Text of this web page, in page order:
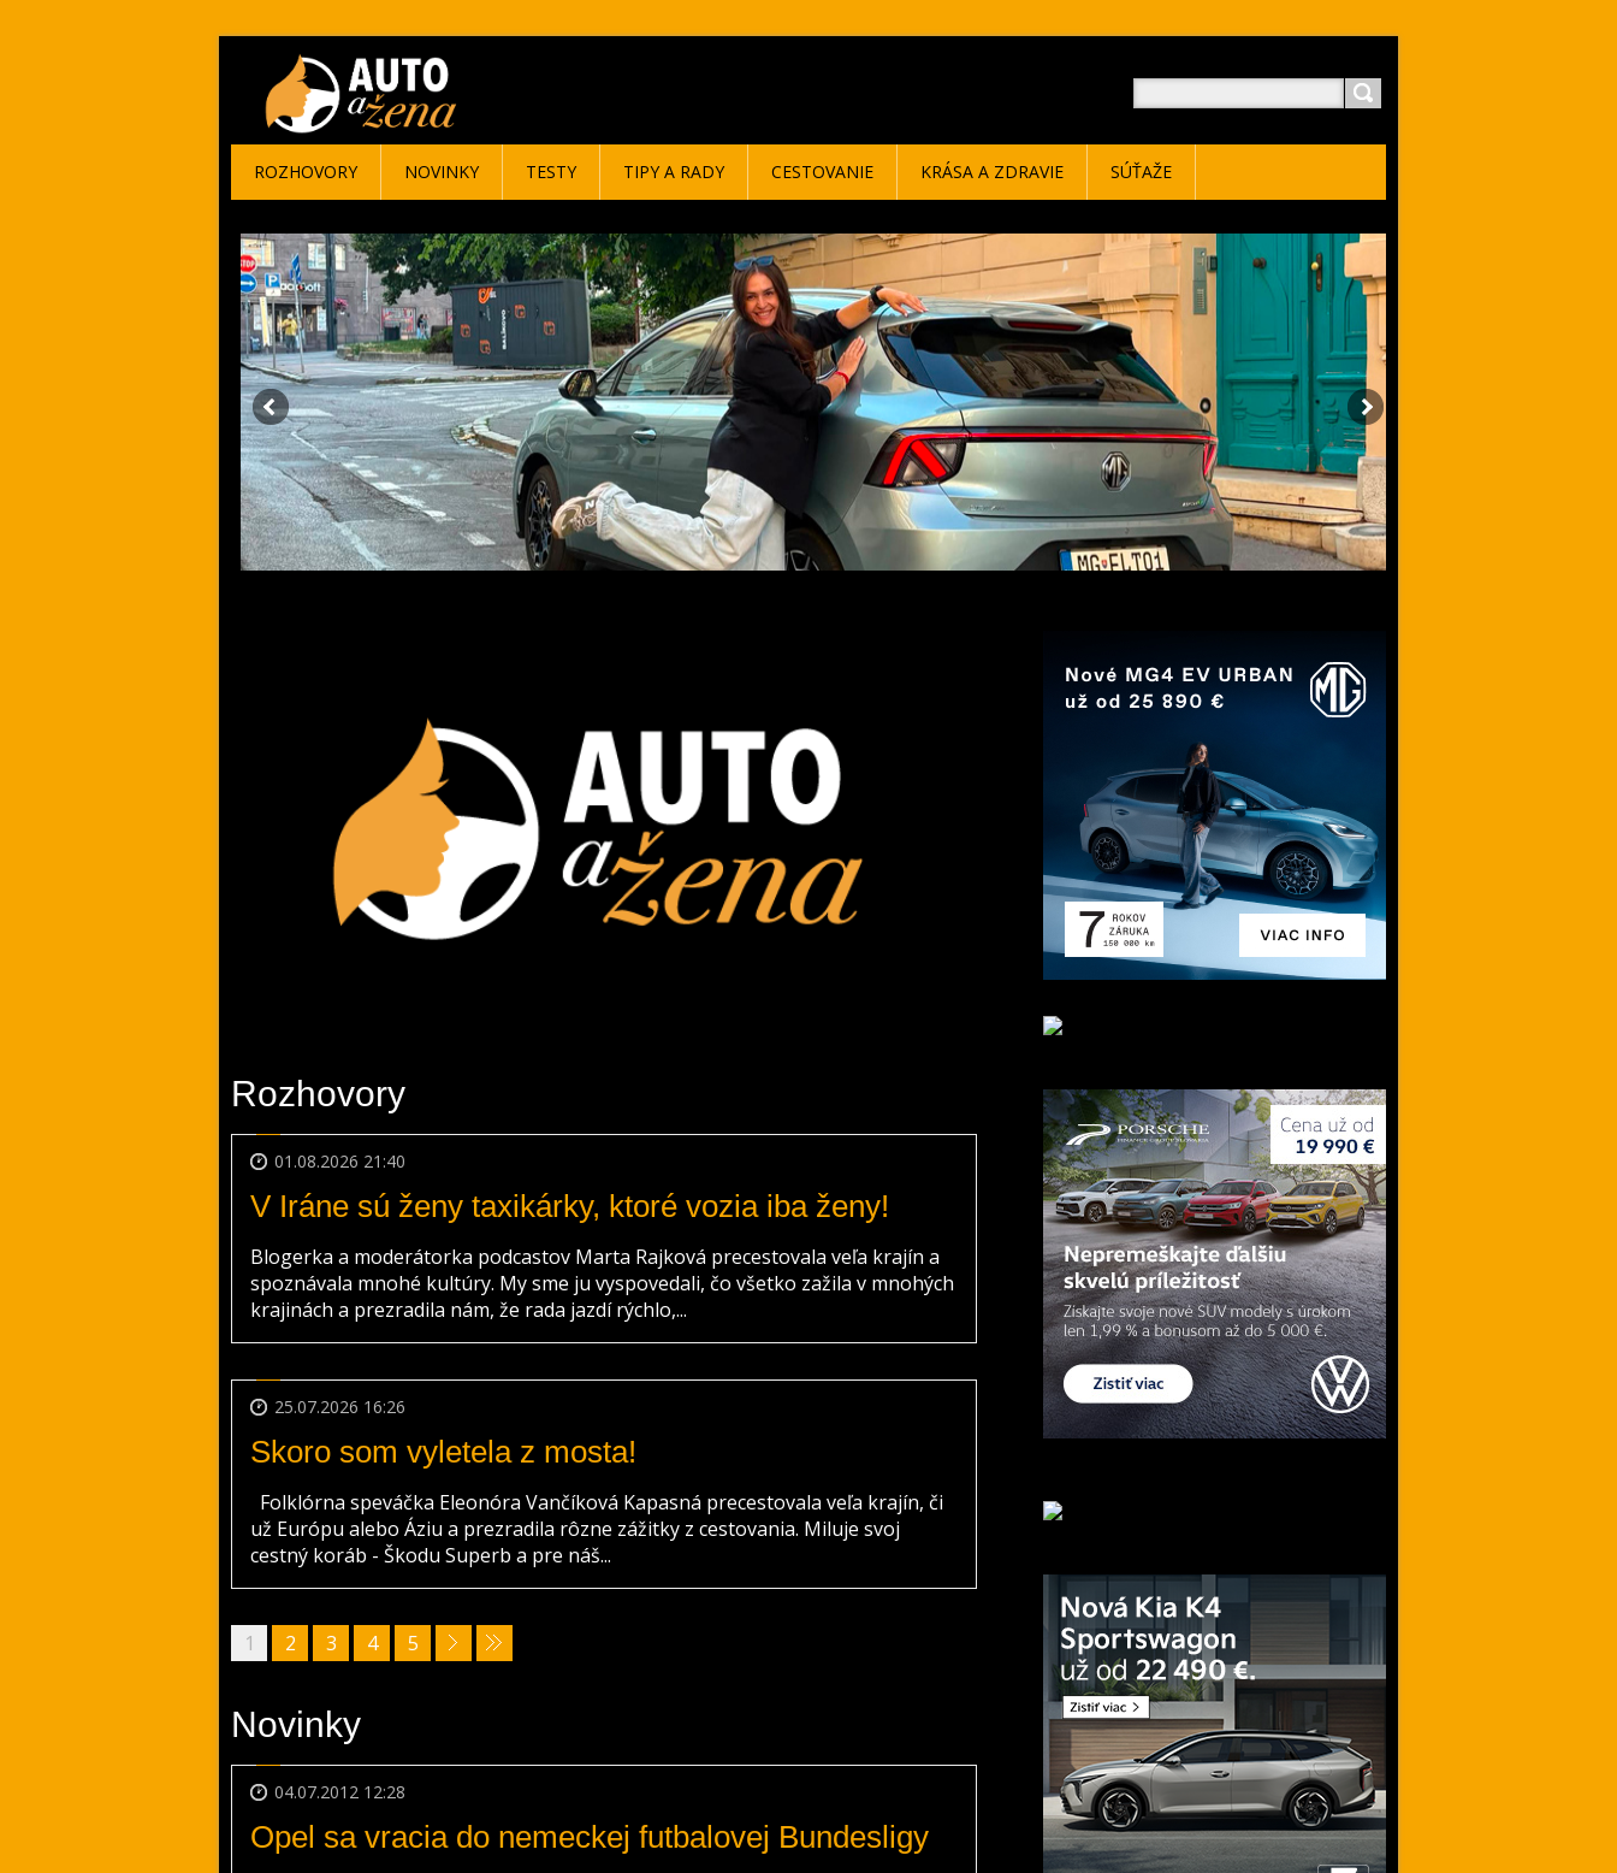
Rozhovory
01.08.2026 21:40
V Iráne sú ženy taxikárky, ktoré vozia iba ženy!
Blogerka a moderátorka podcastov Marta Rajková precestovala veľa krajín a
spoznávala mnohé kultúry. My sme ju vyspovedali, čo všetko zažila v mnohých
krajinách a prezradila nám, že rada jazdí rýchlo,...
25.07.2026 16:26
Skoro som vyletela z mosta!
Folklórna speváčka Eleonóra Vančíková Kapasná precestovala veľa krajín, či
už Európu alebo Áziu a prezradila rôzne zážitky z cestovania. Miluje svoj
cestný koráb - Škodu Superb a pre náš...
1 2 3 4 5
Novinky
04.07.2012 12:28
Opel sa vracia do nemeckej futbalovej Bundesligy
ROZHOVORY NOVINKY TESTY TIPY A RADY CESTOVANIE KRÁSA A ZDRAVIE SÚŤAŽE